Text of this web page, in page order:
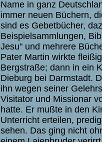
Name in ganz
immer neuen Büchern,
sind es Gebetbücher,
Beispielsammlungen,
Jesu" und mehrere
Pater Martin wirkte
Bergstraße; dann in ein
Dieburg bei Darmstadt.
ihn wegen seiner
Visitator und Missionar
hatte. Er mußte in den
Unterricht erteilen,
sehen. Das ging nicht